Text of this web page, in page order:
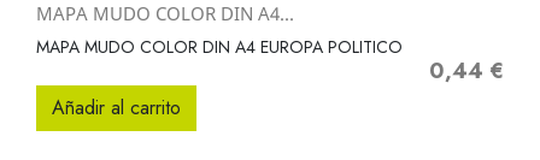
MAPA MUDO COLOR DIN A4...
MAPA MUDO COLOR DIN A4 EUROPA POLITICO
Precio
0,44 €
Añadir al carrito